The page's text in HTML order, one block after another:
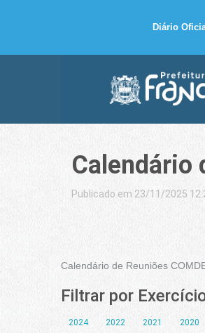
Diário
Calendário
Publicado em 23/11/2025
Calendário de Reuniões
Filtrar por
2024 2022 2021 2020